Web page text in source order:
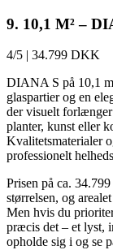
9. 10,1 M² –
4/5 | 34.799 DKK
DIANA S på 10,1
glaspartier og en
der visuelt
planter, kunst eller
Kvalitetsmaterialer
professionelt
Prisen på ca.
størrelsen, og
Men hvis du
præcis det – et lyst,
opholde sig i og se